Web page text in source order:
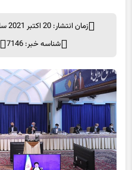
زمان انتشار: 20 اکتبر 2021 ساعت 16:02
شناسه خبر: 7146